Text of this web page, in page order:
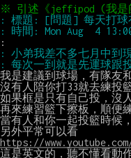
我是建議到球場，有隊友
沒有人陪你打33就去練投
如果框是只有自己投，沒
再來練習籃下擦板，順便
當有人和你一起投籃時候
https://